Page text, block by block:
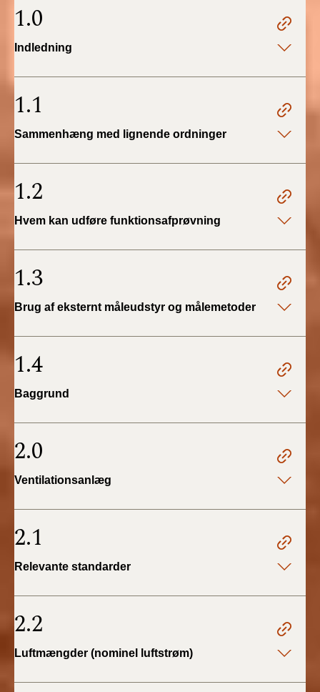
BR18 (1/1 - 30/6
2022)
BR18 (1/1-29/6
2018)
2010)
1.0
Indledning
1.1
Sammenhæng med lignende ordninger
1.2
Hvem kan udføre funktionsafprøvning
1.3
Brug af eksternt måleudstyr og målemetoder
1.4
Baggrund
2.0
Ventilationsanlæg
2.1
Relevante standarder
2.2
Luftmængder (nominel luftstrøm)